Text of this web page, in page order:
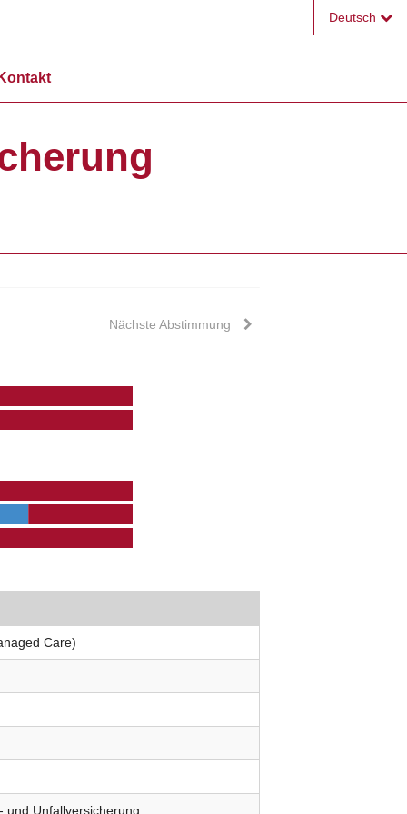
Kontakt
Deutsch
Nächste Abstimmung
Care)
und Unfallversicherung